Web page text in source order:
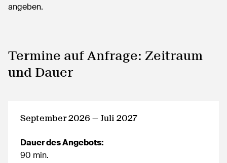
angeben.
Termine auf Anfrage: Zeitraum
und Dauer
September 2026 — Juli 2027
Dauer des Angebots:
90 min.